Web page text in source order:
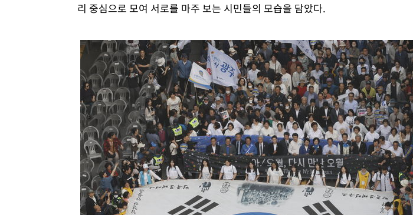
리 중심으로 모여 서로를 마주 보는 시민들의 모습을 담았다.